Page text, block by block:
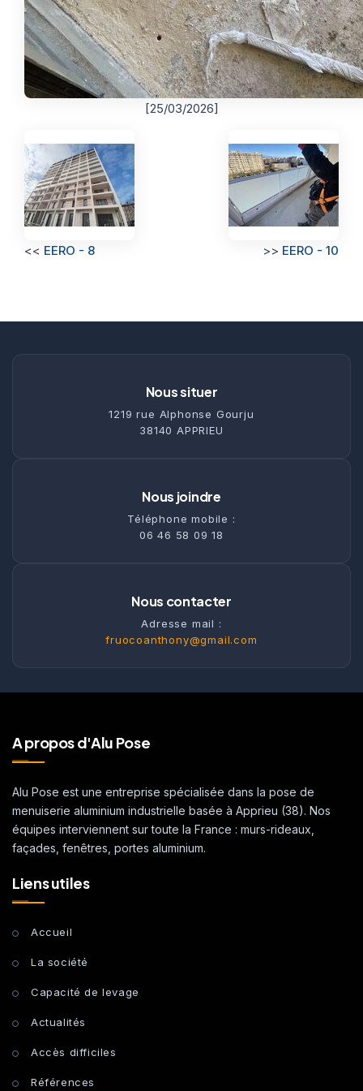
[25/03/2026]
<< EERO - 8 >> EERO - 10
Nous situer
1219 rue Alphonse Gourju
38140 APPRIEU
Nous joindre
Téléphone mobile :
06 46 58 09 18
Nous contacter
Adresse mail :
fruocoanthony@gmail.com
A propos d'Alu Pose
Alu Pose est une entreprise spécialisée dans la pose de
menuiserie aluminium industrielle basée à Apprieu (38). Nos
équipes interviennent sur toute la France : murs-rideaux,
façades, fenêtres, portes aluminium.
Liens utiles
Accueil
La société
Capacité de levage
Actualités
Accès difficiles
Références